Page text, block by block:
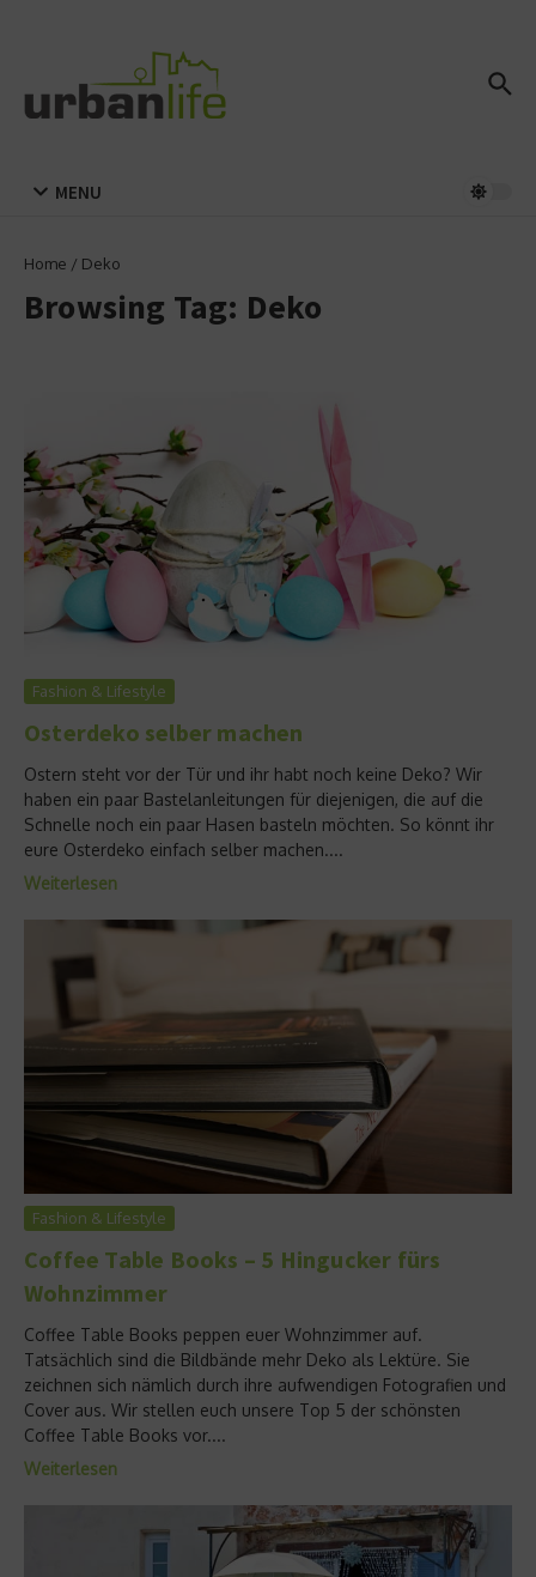
MENU
Home / Deko
Browsing Tag: Deko
Fashion & Lifestyle
Osterdeko selber machen
Ostern steht vor der Tür und ihr habt noch keine Deko? Wir
haben ein paar Bastelanleitungen für diejenigen, die auf die
Schnelle noch ein paar Hasen basteln möchten. So könnt ihr
eure Osterdeko einfach selber machen....
Weiterlesen
Fashion & Lifestyle
Coffee Table Books – 5 Hingucker fürs
Wohnzimmer
Coffee Table Books peppen euer Wohnzimmer auf.
Tatsächlich sind die Bildbände mehr Deko als Lektüre. Sie
zeichnen sich nämlich durch ihre aufwendigen Fotografien und
Cover aus. Wir stellen euch unsere Top 5 der schönsten
Coffee Table Books vor....
Weiterlesen